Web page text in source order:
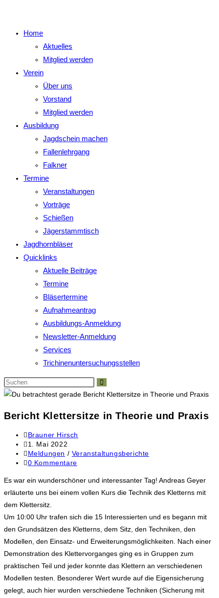
Home
Aktuelles
Mitglied werden
Verein
Über uns
Vorstand
Mitglied werden
Ausbildung
Jagdschein machen
Fallenlehrgang
Falkner
Termine
Veranstaltungen
Vorträge
Schießen
Jägerstammtisch
Jagdhornbläser
Quicklinks
Aktuelle Beiträge
Termine
Bläsertermine
Aufnahmeantrag
Ausbildungs-Anmeldung
Newsletter-Anmeldung
Services
Trichinenuntersuchungsstellen
Bericht Klettersitze in Theorie und Praxis
Brauner Hirsch
1. Mai 2022
Meldungen / Veranstaltungsberichte
0 Kommentare
Es war ein wunderschöner und interessanter Tag! Andreas Geyer
erläuterte uns bei einem vollen Kurs die Technik des Kletterns mit
dem Klettersitz.
Um 10:00 Uhr trafen sich die 15 Interessierten und es begann mit
den Grundsätzen des Kletterns, dem Sitz, den Techniken, den
Modellen, den Einsatz- und Erweiterungsmöglichkeiten. Nach einer
Demonstration des Klettervorganges ging es in Gruppen zum
praktischen Teil und jeder konnte das Klettern an verschiedenen
Modellen testen. Besonderer Wert wurde auf die Eigensicherung
gelegt, auch hier wurden verschiedene Techniken (Sicherung mit